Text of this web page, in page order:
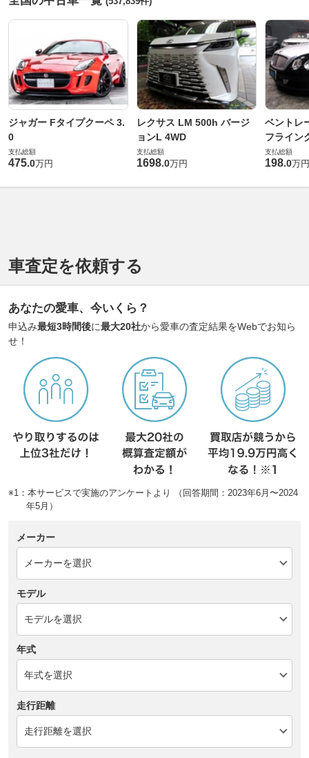
ジャガー Fタイプクーペ 3.
0
支払総額
475.0万円
レクサス LM 500h バージ
ョンL 4WD
支払総額
1698.0万円
ベントレ
フライン
支払総額
198.0万円
車査定を依頼する
あなたの愛車、今いくら？
申込み最短3時間後に最大20社から愛車の査定結果をWebでお知ら
せ！
※1：本サービスで実施のアンケートより （回答期間：2023年6月〜2024
年5月）
メーカー
モデル
年式
走行距離